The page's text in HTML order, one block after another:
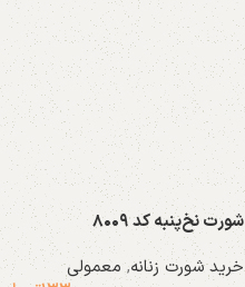
شورت نخ‌‌پنبه کد ۸۰۰۹
خرید شورت زنانه,معمولی